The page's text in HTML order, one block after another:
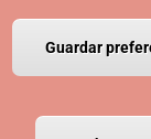
©
Guardar